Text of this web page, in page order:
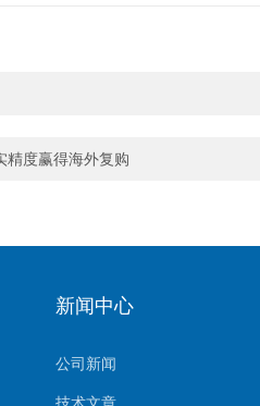
精度赢得海外复购
新闻中心
公司新闻
技术文章